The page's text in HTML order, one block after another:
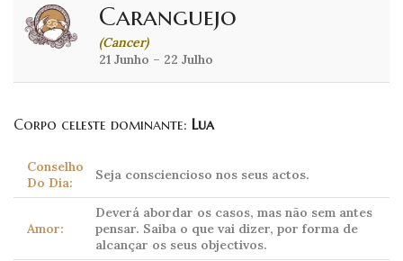
Caranguejo
(Cancer)
21 Junho – 22 Julho
Corpo celeste dominante: Lua
Conselho
Do Dia:
Seja consciencioso nos seus actos.
Amor:
Deverá abordar os casos, mas não sem antes
pensar. Saiba o que vai dizer, por forma de
alcançar os seus objectivos.